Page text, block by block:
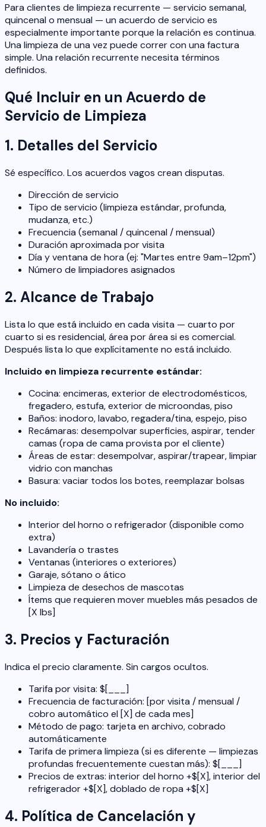
Para clientes de limpieza recurrente — servicio semanal,
quincenal o mensual — un acuerdo de servicio es
especialmente importante porque la relación es continua.
Una limpieza de una vez puede correr con una factura
simple. Una relación recurrente necesita términos
definidos.
Qué Incluir en un Acuerdo de
Servicio de Limpieza
1. Detalles del Servicio
Sé específico. Los acuerdos vagos crean disputas.
Dirección de servicio
Tipo de servicio (limpieza estándar, profunda,
mudanza, etc.)
Frecuencia (semanal / quincenal / mensual)
Duración aproximada por visita
Día y ventana de hora (ej: "Martes entre 9am–12pm")
Número de limpiadores asignados
2. Alcance de Trabajo
Lista lo que está incluido en cada visita — cuarto por
cuarto si es residencial, área por área si es comercial.
Después lista lo que explícitamente no está incluido.
Incluido en limpieza recurrente estándar:
Cocina: encimeras, exterior de electrodomésticos,
fregadero, estufa, exterior de microondas, piso
Baños: inodoro, lavabo, regadera/tina, espejo, piso
Recámaras: desempolvar superficies, aspirar, tender
camas (ropa de cama provista por el cliente)
Áreas de estar: desempolvar, aspirar/trapear, limpiar
vidrio con manchas
Basura: vaciar todos los botes, reemplazar bolsas
No incluido:
Interior del horno o refrigerador (disponible como
extra)
Lavandería o trastes
Ventanas (interiores o exteriores)
Garaje, sótano o ático
Limpieza de desechos de mascotas
Ítems que requieren mover muebles más pesados de
[X lbs]
3. Precios y Facturación
Indica el precio claramente. Sin cargos ocultos.
Tarifa por visita: $[___]
Frecuencia de facturación: [por visita / mensual /
cobro automático el [X] de cada mes]
Método de pago: tarjeta en archivo, cobrado
automáticamente
Tarifa de primera limpieza (si es diferente — limpiezas
profundas frecuentemente cuestan más): $[___]
Precios de extras: interior del horno +$[X], interior del
refrigerador +$[X], doblado de ropa +$[X]
4. Política de Cancelación y